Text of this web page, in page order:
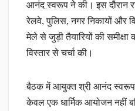
आनंद स्वरूप ने की। इस दौरान
रेलवे, पुलिस, नगर निकायों और
मेले से जुड़ी तैयारियों की समीक्षा
विस्तार से चर्चा की।
बैठक में आयुक्त श्री आनंद स्वरूप
केवल एक धार्मिक आयोजन नहीं